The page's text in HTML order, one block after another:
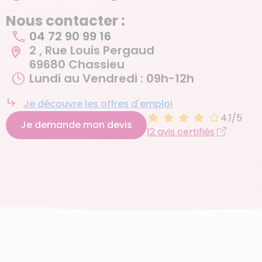
Nous contacter :
04 72 90 99 16
2 , Rue Louis Pergaud
69680 Chassieu
Lundi au Vendredi : 09h-12h
Je découvre les offres d'emploi
Je demande mon devis
4.1/5
12 avis certifiés